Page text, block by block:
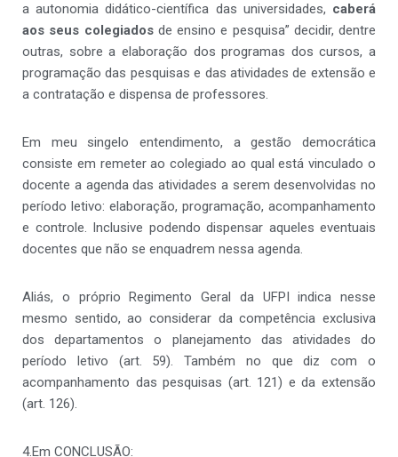
a autonomia didático-científica das universidades, caberá
aos seus colegiados de ensino e pesquisa” decidir, dentre
outras, sobre a elaboração dos programas dos cursos, a
programação das pesquisas e das atividades de extensão e
a contratação e dispensa de professores.
Em meu singelo entendimento, a gestão democrática
consiste em remeter ao colegiado ao qual está vinculado o
docente a agenda das atividades a serem desenvolvidas no
período letivo: elaboração, programação, acompanhamento
e controle. Inclusive podendo dispensar aqueles eventuais
docentes que não se enquadrem nessa agenda.
Aliás, o próprio Regimento Geral da UFPI indica nesse
mesmo sentido, ao considerar da competência exclusiva
dos departamentos o planejamento das atividades do
período letivo (art. 59). Também no que diz com o
acompanhamento das pesquisas (art. 121) e da extensão
(art. 126).
4.Em CONCLUSÃO: